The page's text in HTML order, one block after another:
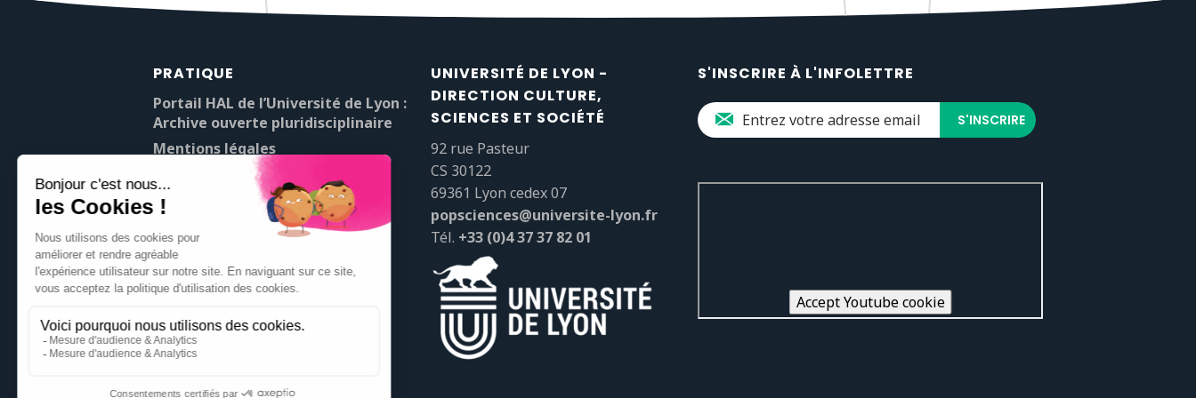
PRATIQUE
Portail HAL de l’Université de Lyon :
Archive ouverte pluridisciplinaire
Mentions légales
À propos de Pop’Sciences
Contact
UNIVERSITÉ DE LYON -
DIRECTION CULTURE,
SCIENCES ET SOCIÉTÉ
92 rue Pasteur
CS 30122
69361 Lyon cedex 07
popsciences@universite-lyon.fr
Tél. +33 (0)4 37 37 82 01
S'INSCRIRE À L'INFOLETTRE
Accept Youtube cookie